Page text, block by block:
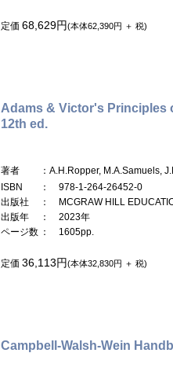
定価 68,629円(本体62,390円 ＋ 税)
Adams & Victor's Principles
12th ed.
著者
：A.H.Ropper, M.A.Samuels,
ISBN
： 978-1-264-26452-0
出版社
： MCGRAW HILL
出版年
： 2023年
ページ数 ： 1605pp.
定価 36,113円(本体32,830円 ＋ 税)
Campbell-Walsh-Wein